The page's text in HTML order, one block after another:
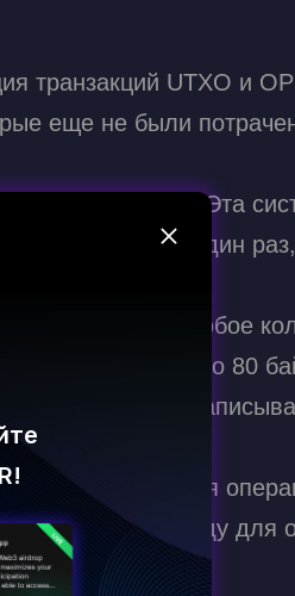
транзакций UTXO и
еще не были
операций. Эта
только один
содержать любое
данные (до 80
о токене
выполнения
ID, команду для